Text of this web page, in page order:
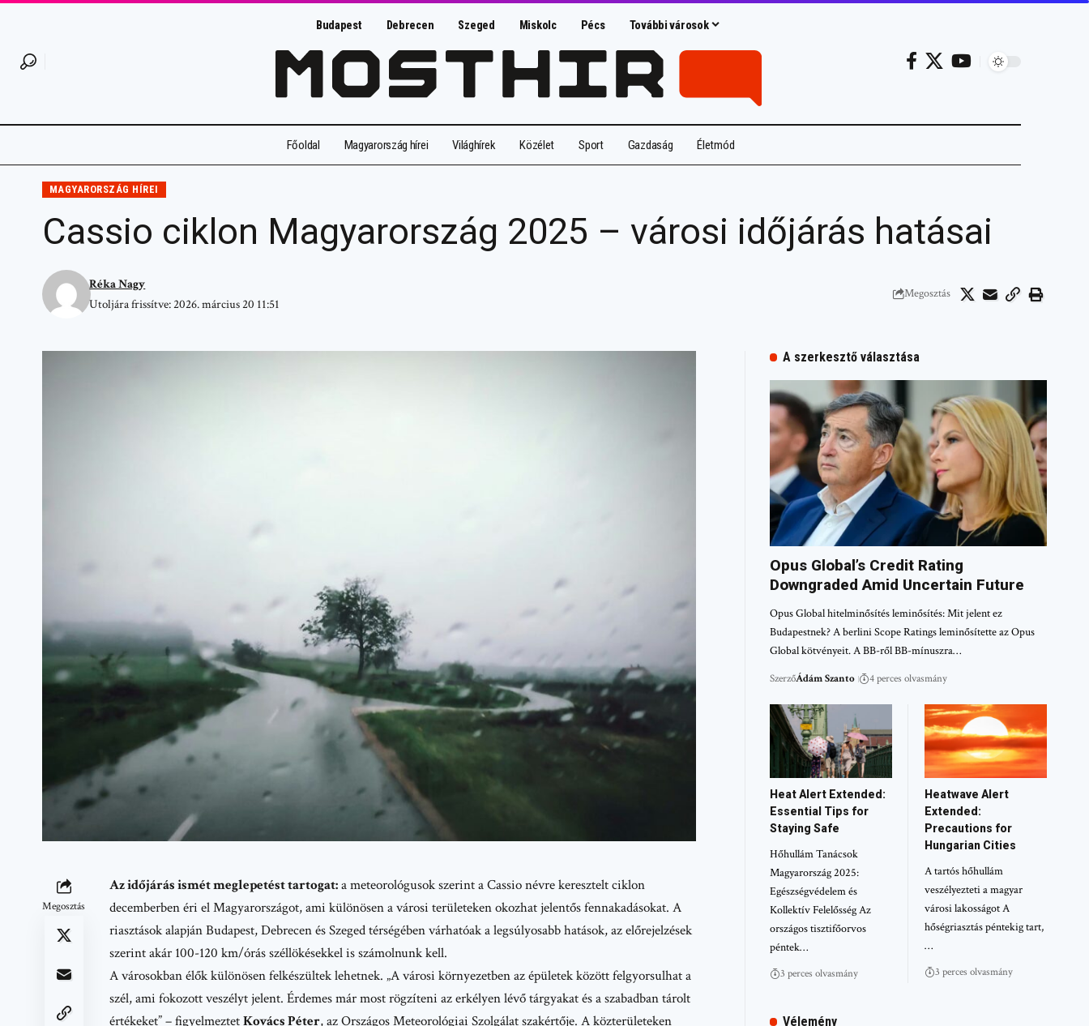
Budapest Debrecen Szeged Miskolc Pécs További városok
Főoldal Magyarország hírei Világhírek Közélet Sport Gazdaság Életmód
MAGYARORSZÁG HÍREI
Cassio ciklon Magyarország 2025 – városi időjárás hatásai
Utoljára frissítve: 2026. március 20 11:51
Réka Nagy
Megosztás
Megosztás
Az időjárás ismét meglepetést tartogat:a meteorológusok szerint a Cassio névre keresztelt ciklon
decemberben éri el Magyarországot, ami különösen a városi területeken okozhat jelentős fennakadásokat. A
riasztások alapjánBudapest,DebrecenésSzegedtérségében várhatóak a legsúlyosabb hatások, az előrejelzések
szerint akár 100-120 km/órás széllökésekkel is számolnunk kell.
A városokban élők különösen felkészültek lehetnek. „A városi környezetben az épületek között felgyorsulhat a
szél, ami fokozott veszélyt jelent. Érdemes már most rögzíteni az erkélyen lévő tárgyakat és a szabadban tárolt
értékeket” – figyelmeztetKovács Péter, azOrszágos Meteorológiai Szolgálatszakértője. A közterületeken
A szerkesztő választása
Opus Global’s Credit Rating
Downgraded Amid Uncertain Future
Opus Global hitelminősítés leminősítés: Mit jelent ez
Budapestnek? A berlini Scope Ratings leminősítette az Opus
Global kötvényeit. A BB-ről BB-mínuszra…
SzerzőÁdám Szanto 4 perces olvasmány
Heat Alert Extended:
Essential Tips for
Staying Safe
Hőhullám Tanácsok
Magyarország 2025:
Egészségvédelem és
Kollektív Felelősség Az
országos tisztifőorvos
péntek…
3 perces olvasmány
Heatwave Alert
Extended:
Precautions for
Hungarian Cities
A tartós hőhullám
veszélyezteti a magyar
városi lakosságot A
hőségriasztás péntekig tart,
…
3 perces olvasmány
Vélemény